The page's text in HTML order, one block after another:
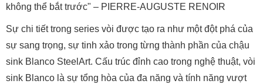
không thể bắt trước" – PIERRE-AUGUSTE RENOIR
Sự chi tiết trong series vòi được tạo ra như một đột phá của
sự sang trọng, sự tinh xảo trong từng thành phần của chậu
sink Blanco SteelArt. Cấu trúc đỉnh cao trong nghệ thuật, vòi
sink Blanco là sự tổng hòa của đa năng và tính năng vượt